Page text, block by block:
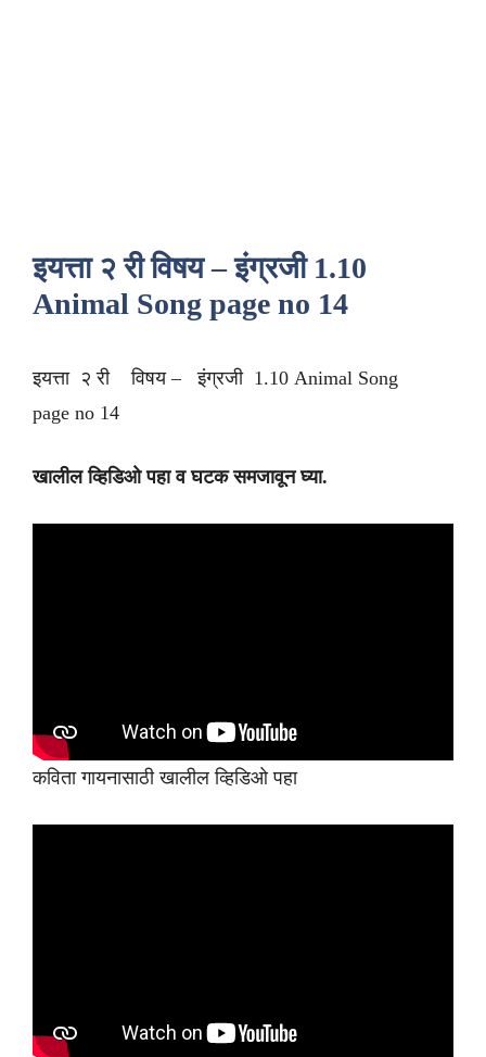
इयत्ता २ री विषय – इंग्रजी 1.10
Animal Song page no 14
इयत्ता २ री विषय – इंग्रजी 1.10 Animal Song
page no 14
खालील व्हिडिओ पहा व घटक समजावून घ्या.
कविता गायनासाठी खालील व्हिडिओ पहा